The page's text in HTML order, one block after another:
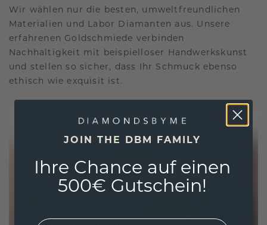
Wir wählen nur die besten, umweltfreundlichen
Materialien und Labor Diamanten aus. Unsere
erfahrenen Goldschmiede verbinden
Nachhaltigkeit mit beispielloser Handwerkskunst
und stellen so sicher, dass Ihr Schmuck ebenso
ethisch wie exquisit ist.
JOIN THE DBM FAMILY
Ihre Chance auf einen
500€ Gutschein!